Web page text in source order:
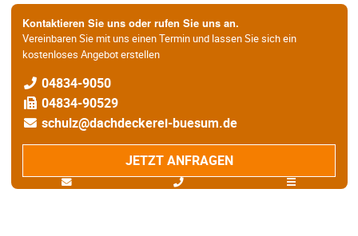
Kontaktieren Sie uns oder rufen Sie uns an.
Vereinbaren Sie mit uns einen Termin und lassen Sie sich ein
kostenloses Angebot erstellen
04834-9050
04834-90529
schulz@dachdeckerei-buesum.de
JETZT ANFRAGEN